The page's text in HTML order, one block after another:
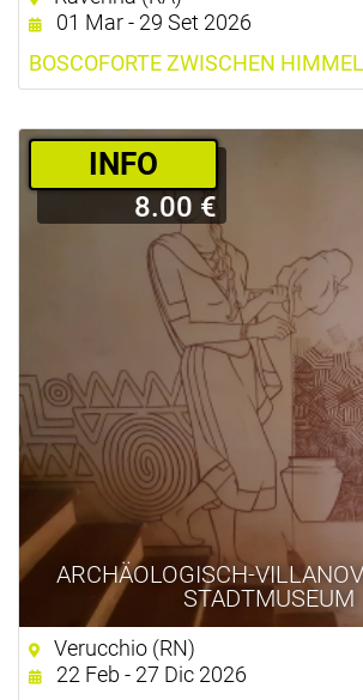
01 Mar - 29 Set 2026
BOSCOFORTE ZWISCHEN
ARCHÄOLOGISCH-
STADTMUSEUM
­INFO
8.00 €
Verucchio (RN)
22 Feb - 27 Dic 2026